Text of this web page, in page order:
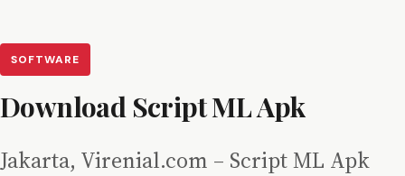
SOFTWARE
Download Script ML Apk
Jakarta, Virenial.com – Script ML Apk